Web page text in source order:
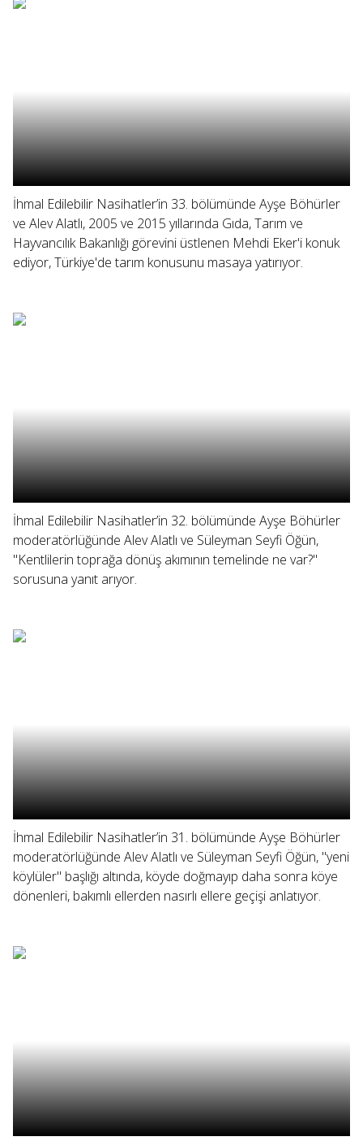
İhmal Edilebilir Nasihatler’in 33. bölümünde Ayşe Böhürler
ve Alev Alatlı, 2005 ve 2015 yıllarında Gıda, Tarım ve
Hayvancılık Bakanlığı görevini üstlenen Mehdi Eker'i konuk
ediyor, Türkiye'de tarım konusunu masaya yatırıyor.
İhmal Edilebilir Nasihatler’in 32. bölümünde Ayşe Böhürler
moderatörlüğünde Alev Alatlı ve Süleyman Seyfi Öğün,
"Kentlilerin toprağa dönüş akımının temelinde ne var?"
sorusuna yanıt arıyor.
İhmal Edilebilir Nasihatler’in 31. bölümünde Ayşe Böhürler
moderatörlüğünde Alev Alatlı ve Süleyman Seyfi Öğün, "yeni
köylüler" başlığı altında, köyde doğmayıp daha sonra köye
dönenleri, bakımlı ellerden nasırlı ellere geçişi anlatıyor.